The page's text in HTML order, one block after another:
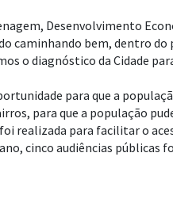
Desenvolvimento
caminhando bem, dentro
o diagnóstico da Cidade
para que a
para que a população
para facilitar o
cinco audiências